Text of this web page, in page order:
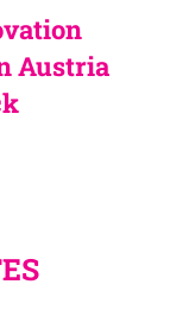
Austria